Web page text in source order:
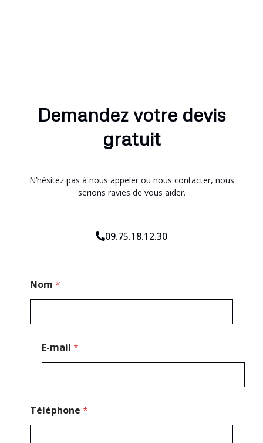
Demandez votre devis
gratuit
N’hésitez pas à nous appeler ou nous contacter, nous
serions ravies de vous aider.
09.75.18.12.30
Nom *
E-mail *
Téléphone *